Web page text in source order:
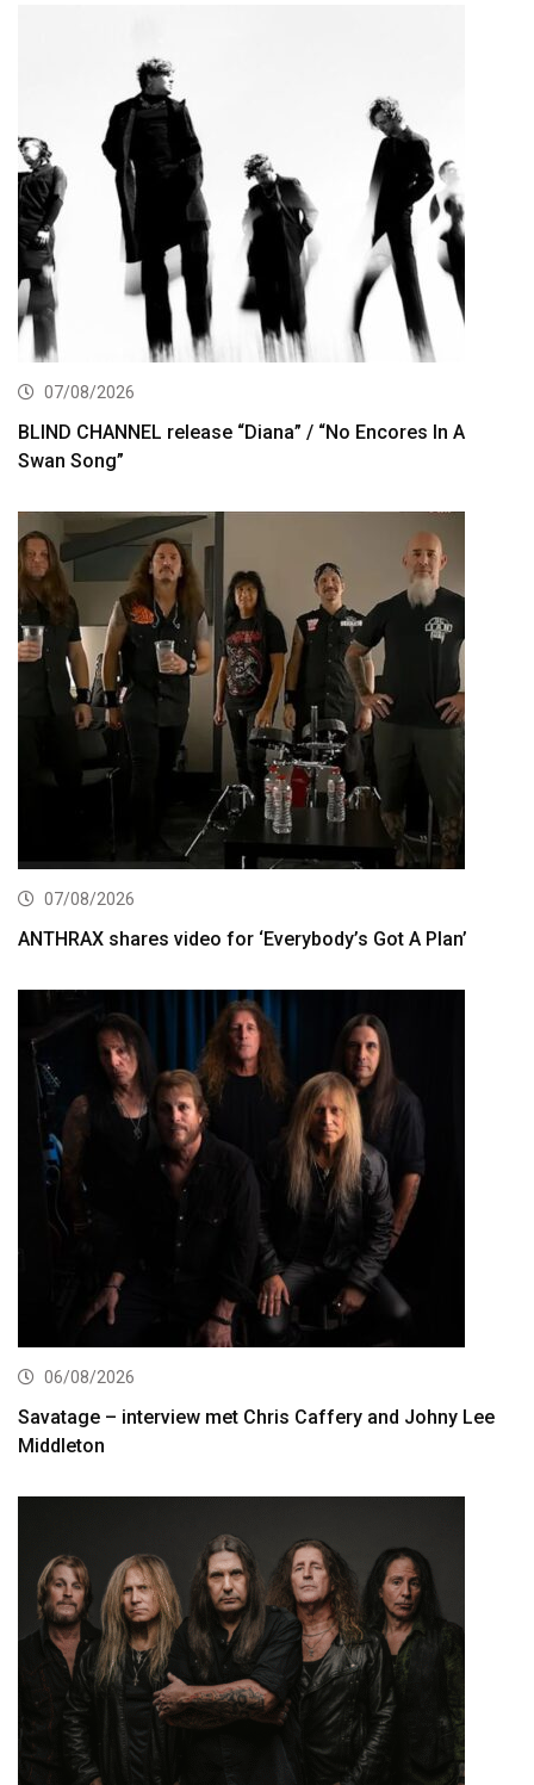
07/08/2026
BLIND CHANNEL release “Diana” / “No Encores In A
Swan Song”
07/08/2026
ANTHRAX shares video for ‘Everybody’s Got A Plan’
06/08/2026
Savatage – interview met Chris Caffery and Johny Lee
Middleton